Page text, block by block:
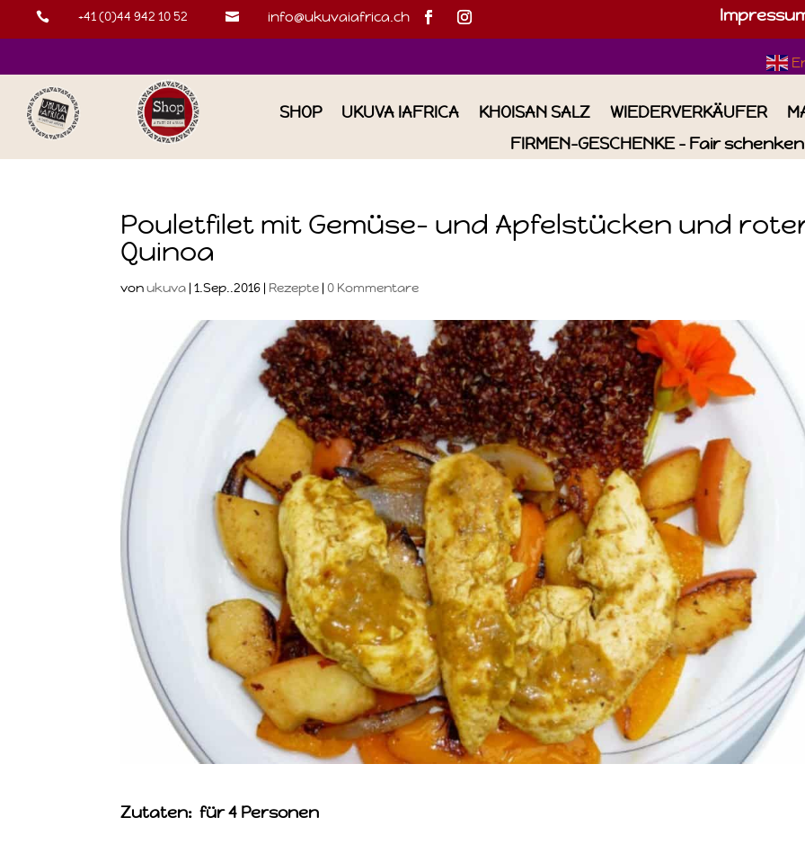
 +41 (0)44 942 10 52  info@ukuvaiafrica.ch
SHOP UKUVA IAFRICA KHOISAN SALZ WIEDERVERKÄUFER
FIRMEN-GESCHENKE – Fair
Pouletfilet mit Gemüse- und Apfelstücken und
Quinoa
vonukuva |1.Sep..2016 | Rezepte |0 Kommentare
Zutaten: für 4 Personen